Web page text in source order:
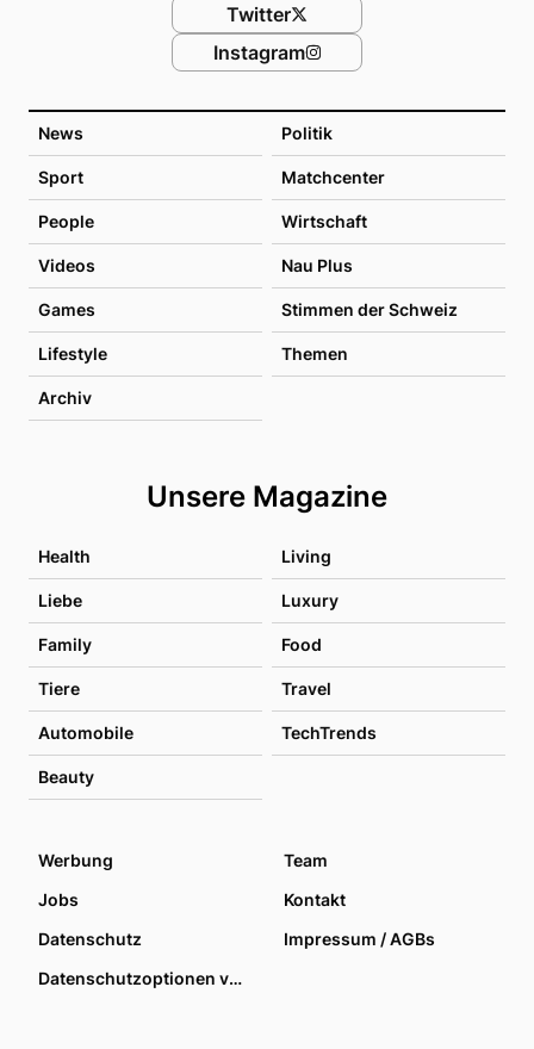
News Politik
Sport Matchcenter
People Wirtschaft
Videos Nau Plus
Games Stimmen der Schweiz
Lifestyle Themen
Archiv
Unsere Magazine
Health Living
Liebe Luxury
Family Food
Tiere Travel
Automobile TechTrends
Beauty
Twitter
Instagram
Werbung
Team
Jobs
Kontakt
Datenschutz
Impressum / AGBs
Datenschutzoptionen verwalten